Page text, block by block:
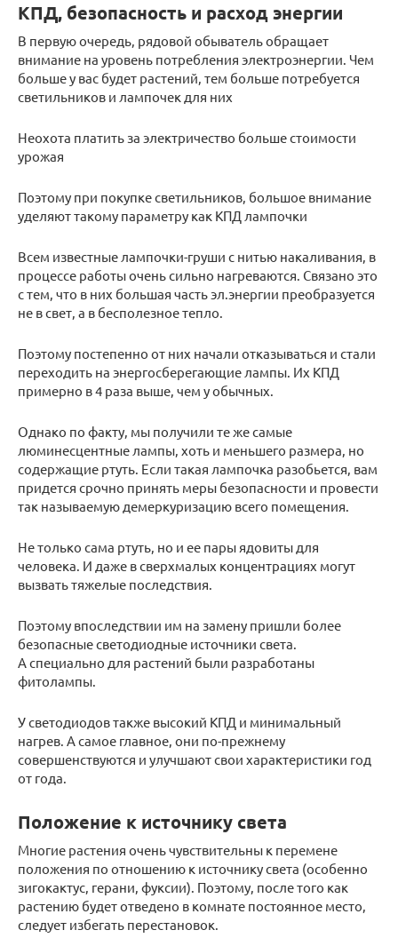
КПД, безопасность и расход энергии
В первую очередь, рядовой обыватель обращает
внимание на уровень потребления электроэнергии. Чем
больше у вас будет растений, тем больше потребуется
светильников и лампочек для них
Неохота платить за электричество больше стоимости
урожая
Поэтому при покупке светильников, большое внимание
уделяют такому параметру как КПД лампочки
Всем известные лампочки-груши с нитью накаливания, в
процессе работы очень сильно нагреваются. Связано это
с тем, что в них большая часть эл.энергии преобразуется
не в свет, а в бесполезное тепло.
Поэтому постепенно от них начали отказываться и стали
переходить на энергосберегающие лампы. Их КПД
примерно в 4 раза выше, чем у обычных.
Однако по факту, мы получили те же самые
люминесцентные лампы, хоть и меньшего размера, но
содержащие ртуть. Если такая лампочка разобьется, вам
придется срочно принять меры безопасности и провести
так называемую демеркуризацию всего помещения.
Не только сама ртуть, но и ее пары ядовиты для
человека. И даже в сверхмалых концентрациях могут
вызвать тяжелые последствия.
Поэтому впоследствии им на замену пришли более
безопасные светодиодные источники света.
А специально для растений были разработаны
фитолампы.
У светодиодов также высокий КПД и минимальный
нагрев. А самое главное, они по-прежнему
совершенствуются и улучшают свои характеристики год
от года.
Положение к источнику света
Многие растения очень чувствительны к перемене
положения по отношению к источнику света (особенно
зигокактус, герани, фуксии). Поэтому, после того как
растению будет отведено в комнате постоянное место,
следует избегать перестановок.